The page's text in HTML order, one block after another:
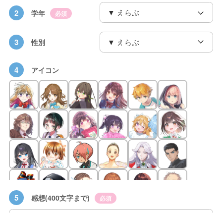
2 学年 必須
3 性別
4 アイコン
5 感想(400文字まで) 必須